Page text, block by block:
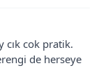
cık cok pratik.
de herseye